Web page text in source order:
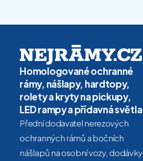
Homologované ochranné
rámy, nášlapy, hardtopy,
rolety a kryty na pickupy,
LED rampy a přídavná světla
Přední dodavatel nerezových
ochranných rámů a bočních
nášlapů na osobní vozy, dodávky